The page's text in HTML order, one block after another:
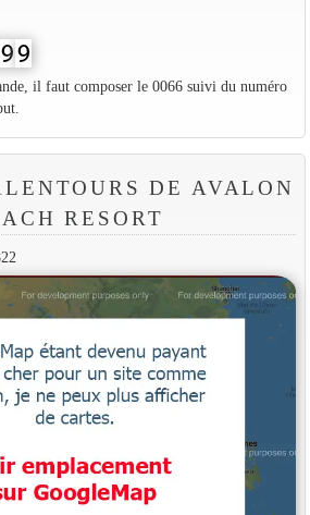
il faut composer le 0066 suivi du numéro
DE AVALON
RESORT